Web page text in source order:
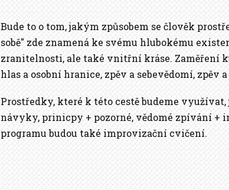
Bude to o tom, jakým způsobem se člověk
sobě" zde znamená ke svému hlubokému
zranitelnosti, ale také vnitřní kráse. Zaměření
hlas a osobní hranice, zpěv a sebevědomí, zpěv
Prostředky, které k této cestě budeme
návyky, prinicpy + pozorné, vědomé zpívání +
programu budou také improvizační cvičení.